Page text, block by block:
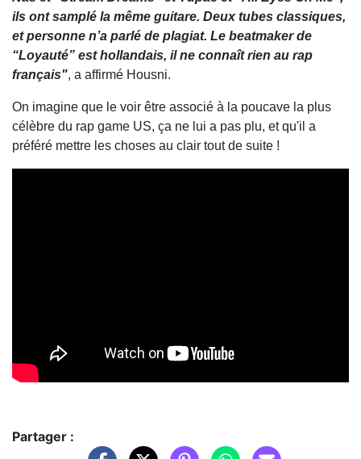
ils ont samplé la même guitare. Deux tubes classiques,
et personne n’a parlé de plagiat. Le beatmaker de
“Loyauté” est hollandais, il ne connaît rien au rap
français", a affirmé Housni.
On imagine que le voir être associé à la poucave la plus
célèbre du rap game US, ça ne lui a pas plu, et qu'il a
préféré mettre les choses au clair tout de suite !
Partager :